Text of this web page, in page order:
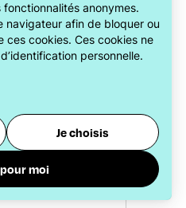
ONLYLYON
anonymes.
navigateur afin de bloquer ou
ces cookies. Ces cookies ne
personnelle.
Je choisis
moi